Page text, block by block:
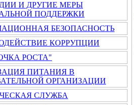
И ДРУГИЕ МЕРЫ
ПОДДЕРЖКИ
БЕЗОПАСНОСТЬ
КОРРУПЦИИ
РОСТА"
ПИТАНИЯ В
ОРГАНИЗАЦИИ
СЛУЖБА